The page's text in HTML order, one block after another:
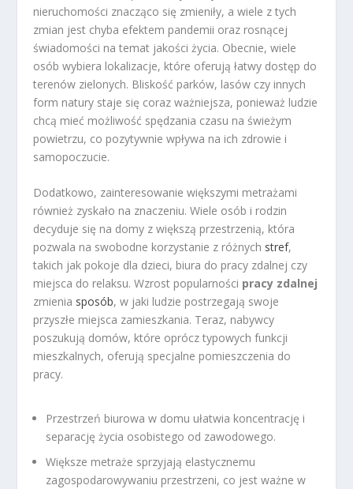
nieruchomości znacząco się zmieniły, a wiele z tych
zmian jest chyba efektem pandemii oraz rosnącej
świadomości na temat jakości życia. Obecnie, wiele
osób wybiera lokalizacje, które oferują łatwy dostęp do
terenów zielonych. Bliskość parków, lasów czy innych
form natury staje się coraz ważniejsza, ponieważ ludzie
chcą mieć możliwość spędzania czasu na świeżym
powietrzu, co pozytywnie wpływa na ich zdrowie i
samopoczucie.
Dodatkowo, zainteresowanie większymi metrażami
również zyskało na znaczeniu. Wiele osób i rodzin
decyduje się na domy z większą przestrzenią, która
pozwala na swobodne korzystanie z różnych stref,
takich jak pokoje dla dzieci, biura do pracy zdalnej czy
miejsca do relaksu. Wzrost popularności pracy zdalnej
zmienia sposób, w jaki ludzie postrzegają swoje
przyszłe miejsca zamieszkania. Teraz, nabywcy
poszukują domów, które oprócz typowych funkcji
mieszkalnych, oferują specjalne pomieszczenia do
pracy.
Przestrzeń biurowa w domu ułatwia koncentrację i
separację życia osobistego od zawodowego.
Większe metraże sprzyjają elastycznemu
zagospodarowywaniu przestrzeni, co jest ważne w